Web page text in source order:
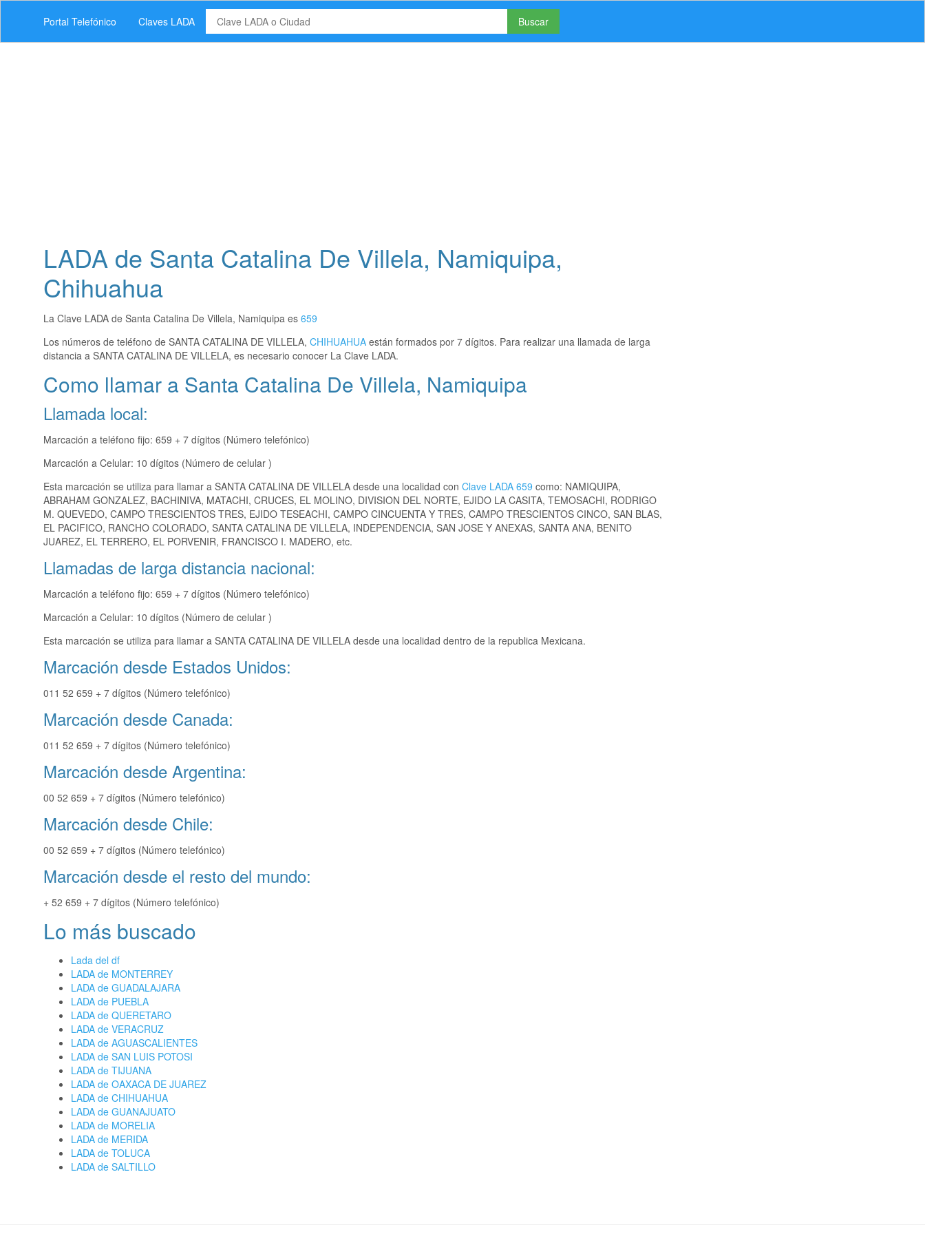
Portal Telefónico Claves LADA Buscar
LADA de Santa Catalina De Villela, Namiquipa,
Chihuahua
La Clave LADA de Santa Catalina De Villela, Namiquipa es 659
Los números de teléfono de SANTA CATALINA DE VILLELA, CHIHUAHUA están formados por 7 dígitos. Para realizar una llamada de larga
distancia a SANTA CATALINA DE VILLELA, es necesario conocer La Clave LADA.
Como llamar a Santa Catalina De Villela, Namiquipa
Llamada local:
Marcación a teléfono fijo: 659 + 7 dígitos (Número telefónico)
Marcación a Celular: 10 dígitos (Número de celular )
Esta marcación se utiliza para llamar a SANTA CATALINA DE VILLELA desde una localidad con Clave LADA 659 como: NAMIQUIPA,
ABRAHAM GONZALEZ, BACHINIVA, MATACHI, CRUCES, EL MOLINO, DIVISION DEL NORTE, EJIDO LA CASITA, TEMOSACHI, RODRIGO
M. QUEVEDO, CAMPO TRESCIENTOS TRES, EJIDO TESEACHI, CAMPO CINCUENTA Y TRES, CAMPO TRESCIENTOS CINCO, SAN BLAS,
EL PACIFICO, RANCHO COLORADO, SANTA CATALINA DE VILLELA, INDEPENDENCIA, SAN JOSE Y ANEXAS, SANTA ANA, BENITO
JUAREZ, EL TERRERO, EL PORVENIR, FRANCISCO I. MADERO, etc.
Llamadas de larga distancia nacional:
Marcación a teléfono fijo: 659 + 7 dígitos (Número telefónico)
Marcación a Celular: 10 dígitos (Número de celular )
Esta marcación se utiliza para llamar a SANTA CATALINA DE VILLELA desde una localidad dentro de la republica Mexicana.
Marcación desde Estados Unidos:
011 52 659 + 7 dígitos (Número telefónico)
Marcación desde Canada:
011 52 659 + 7 dígitos (Número telefónico)
Marcación desde Argentina:
00 52 659 + 7 dígitos (Número telefónico)
Marcación desde Chile:
00 52 659 + 7 dígitos (Número telefónico)
Marcación desde el resto del mundo:
+ 52 659 + 7 dígitos (Número telefónico)
Lo más buscado
Lada del df
LADA de MONTERREY
LADA de GUADALAJARA
LADA de PUEBLA
LADA de QUERETARO
LADA de VERACRUZ
LADA de AGUASCALIENTES
LADA de SAN LUIS POTOSI
LADA de TIJUANA
LADA de OAXACA DE JUAREZ
LADA de CHIHUAHUA
LADA de GUANAJUATO
LADA de MORELIA
LADA de MERIDA
LADA de TOLUCA
LADA de SALTILLO